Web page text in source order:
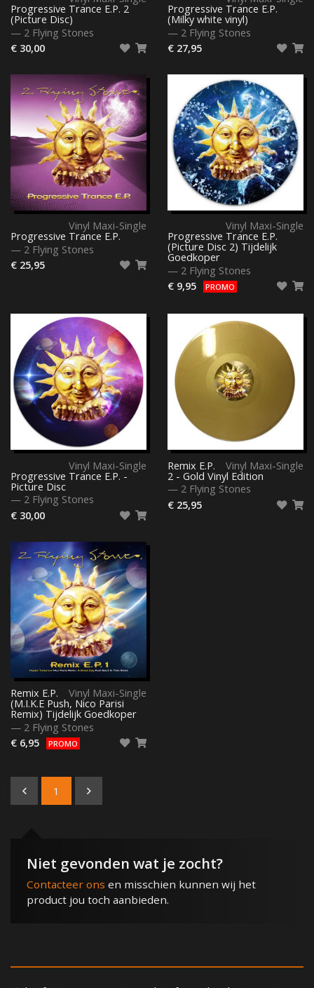
Progressive Trance E.P. 2
(Picture Disc)
— 2 Flying Stones
€ 30,00
Progressive Trance E.P.
(Milky white vinyl)
— 2 Flying Stones
€ 27,95
Vinyl Maxi-Single
Progressive Trance E.P.
— 2 Flying Stones
€ 25,95
Vinyl Maxi-Single
Progressive Trance E.P.
(Picture Disc 2) Tijdelijk
Goedkoper
— 2 Flying Stones
€ 9,95
PROMO
Vinyl Maxi-Single
Progressive Trance E.P. -
Picture Disc
— 2 Flying Stones
€ 30,00
Vinyl Maxi-Single
Remix E.P.
2 - Gold Vinyl Edition
— 2 Flying Stones
€ 25,95
Vinyl Maxi-Single
Remix E.P.
(M.I.K.E Push, Nico Parisi
Remix) Tijdelijk Goedkoper
— 2 Flying Stones
€ 6,95
PROMO
1
Niet gevonden wat je zocht?
Contacteer ons en misschien kunnen wij het
product jou toch aanbieden.